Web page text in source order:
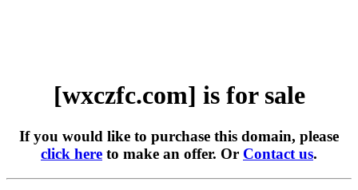
[wxczfc.com] is for sale
If you would like to purchase this domain, please
click here to make an offer. Or Contact us.